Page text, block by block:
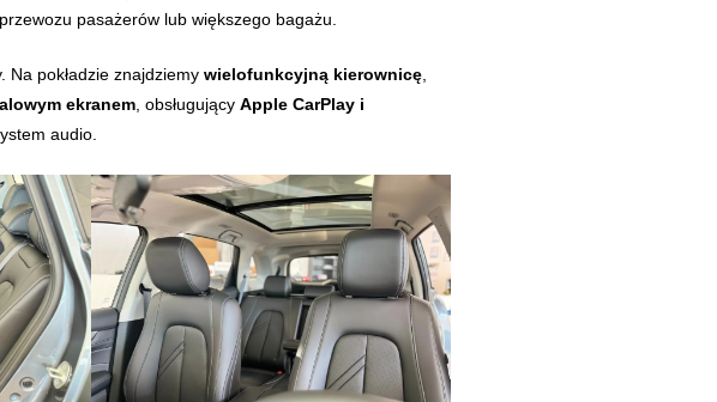
pasażerów lub większego bagażu.
Na pokładzie znajdziemy wielofunkcyjną kierownicę
ekranem , obsługujący Apple CarPlay i
audio.